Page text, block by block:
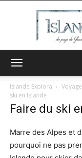
Islande Explora
ski en Islande
Faire du ski
Marre des Alpes et
pourquoi ne pas